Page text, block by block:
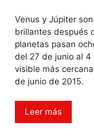
Venus y Júpiter
brillantes después
planetas pasan
del 27 de junio al 4
visible más
de junio de 2015.
Leer más